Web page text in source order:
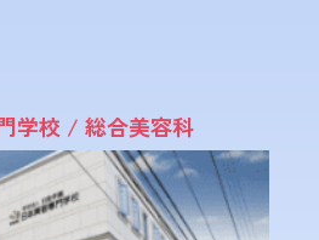
学校 / 総合美容科